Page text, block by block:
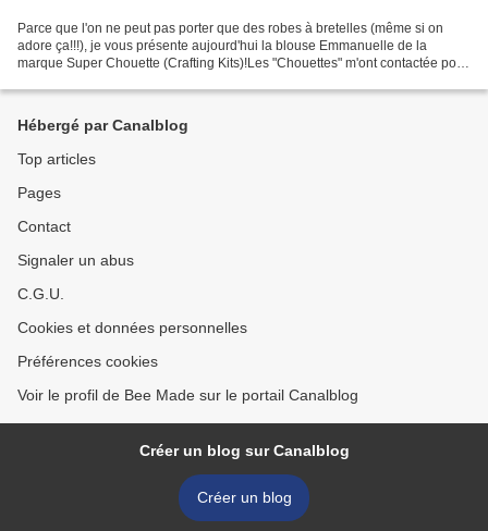
Parce que l'on ne peut pas porter que des robes à bretelles (même si on
adore ça!!!), je vous présente aujourd'hui la blouse Emmanuelle de la
marque Super Chouette (Crafting Kits)!Les "Chouettes" m'ont contactée pour
Hébergé par Canalblog
Top articles
Pages
Contact
Signaler un abus
C.G.U.
Cookies et données personnelles
Préférences cookies
Voir le profil de Bee Made sur le portail Canalblog
Créer un blog sur Canalblog
Créer un blog